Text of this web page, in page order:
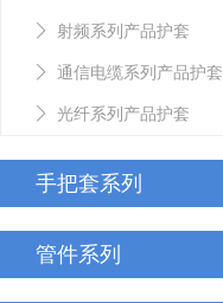
套 射频系列产品护套
通信电缆系列产品护套
光纤系列产品护套
手把套系列
管件系列